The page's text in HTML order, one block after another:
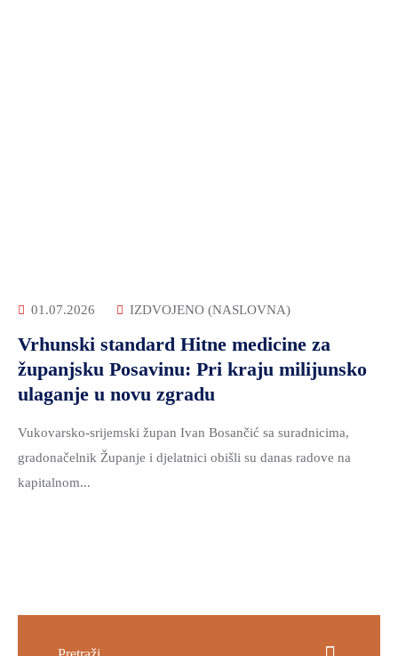
01.07.2026 IZDVOJENO (NASLOVNA)
Vrhunski standard Hitne medicine za
županjsku Posavinu: Pri kraju milijunsko
ulaganje u novu zgradu
Vukovarsko-srijemski župan Ivan Bosančić sa suradnicima,
gradonačelnik Županje i djelatnici obišli su danas radove na
kapitalnom...